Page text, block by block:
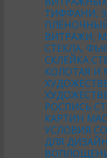
ТИФФАНИ,
ВИТРАЖИ,
СТЕКЛА,
СКЛЕЙКА
КОЛОТАЯ И
РОСПИСЬ
КАРТИН
УСЛОВИЯ
ДЛЯ